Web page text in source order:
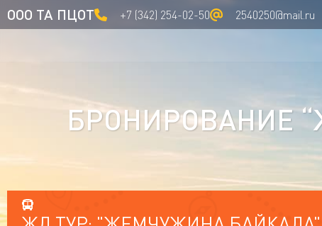
ООО ТА ПЦОТ +7 (342) 254-02-50 2540250@mail.ru
БРОНИРОВАНИЕ